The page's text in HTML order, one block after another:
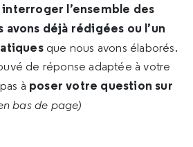
interroger l’ensemble des
avons déjà rédigées ou l’un
que nous avons élaborés.
de réponse adaptée à votre
à poser votre question sur
bas de page)